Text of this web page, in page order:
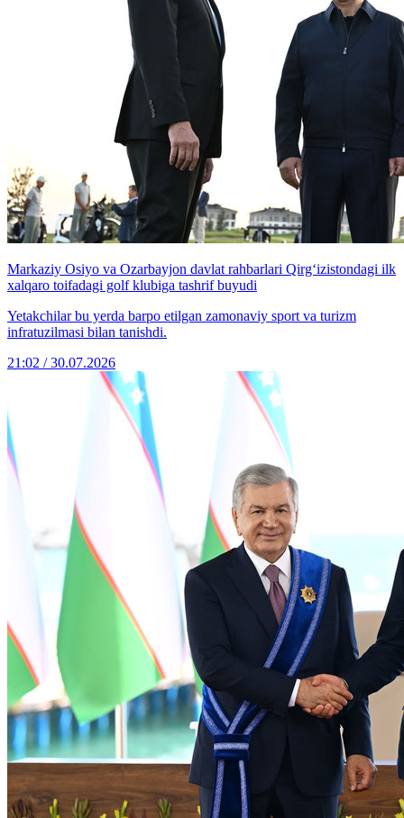
Markaziy Osiyo va Ozarbayjon davlat rahbarlari Qirg‘izistondagi ilk
xalqaro toifadagi golf klubiga tashrif buyudi
Yetakchilar bu yerda barpo etilgan zamonaviy sport va turizm
infratuzilmasi bilan tanishdi.
21:02 / 30.07.2026